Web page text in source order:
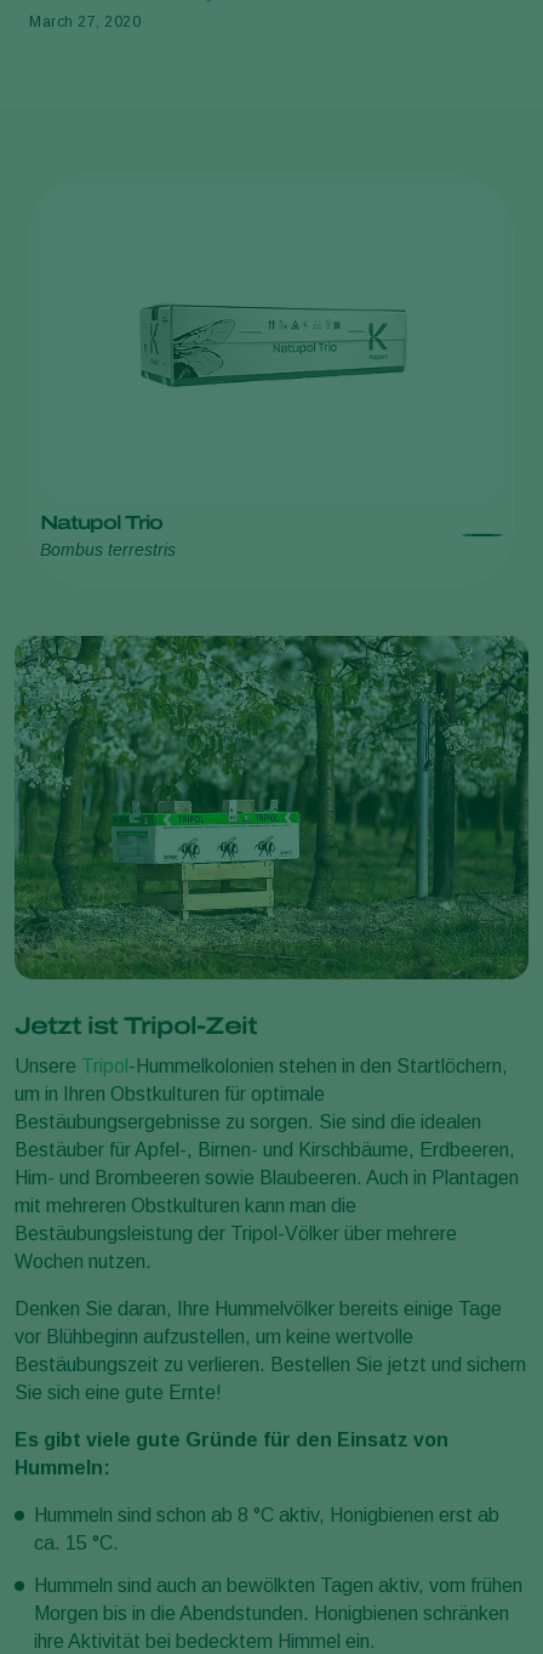
March 27, 2020
Natupol Trio
Bombus terrestris
Jetzt ist Tripol-Zeit
Unsere Tripol -Hummelkolonien stehen in den Startlöchern,
um in Ihren Obstkulturen für optimale
Bestäubungsergebnisse zu sorgen. Sie sind die idealen
Bestäuber für Apfel-, Birnen- und Kirschbäume, Erdbeeren,
Him- und Brombeeren sowie Blaubeeren. Auch in Plantagen
mit mehreren Obstkulturen kann man die
Bestäubungsleistung der Tripol-Völker über mehrere
Wochen nutzen.
Denken Sie daran, Ihre Hummelvölker bereits einige Tage
vor Blühbeginn aufzustellen, um keine wertvolle
Bestäubungszeit zu verlieren. Bestellen Sie jetzt und sichern
Sie sich eine gute Ernte!
Es gibt viele gute Gründe für den Einsatz von
Hummeln:
Hummeln sind schon ab 8 °C aktiv, Honigbienen erst ab
ca. 15 °C.
Hummeln sind auch an bewölkten Tagen aktiv, vom frühen
Morgen bis in die Abendstunden. Honigbienen schränken
ihre Aktivität bei bedecktem Himmel ein.